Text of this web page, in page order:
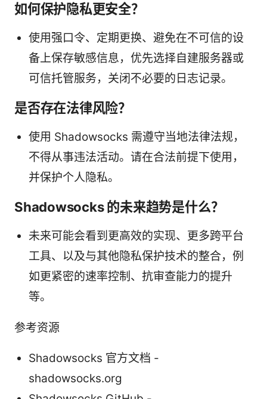
如何保护隐私更安全？
使用强口令、定期更换、避免在不可信的设
备上保存敏感信息，优先选择自建服务器或
可信托管服务，关闭不必要的日志记录。
是否存在法律风险？
使用 Shadowsocks 需遵守当地法律法规，
不得从事违法活动。请在合法前提下使用，
并保护个人隐私。
Shadowsocks 的未来趋势是什么？
未来可能会看到更高效的实现、更多跨平台
工具、以及与其他隐私保护技术的整合，例
如更紧密的速率控制、抗审查能力的提升
等。
参考资源
Shadowsocks 官方文档 -
shadowsocks.org